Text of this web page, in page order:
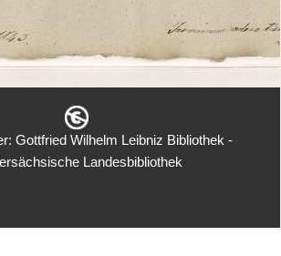
Gottfried Wilhelm Leibniz Bibliothek -
Landesbibliothek